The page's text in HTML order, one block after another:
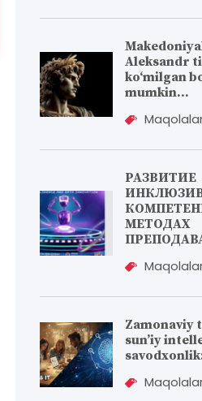
Aleksandr
koʻmilgan
mumkin...
РАЗВИТИЕ
МЕТОДАХ
Zamonaviy
sun’iy